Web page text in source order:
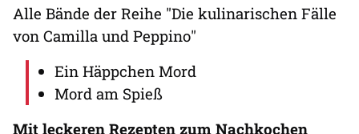
Alle Bände der Reihe "Die kulinarischen Fälle
von Camilla und Peppino"
Ein Häppchen Mord
Mord am Spieß
Mit leckeren Rezepten zum Nachkochen